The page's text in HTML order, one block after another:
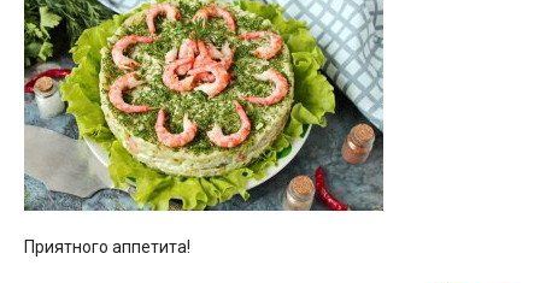
Приятного аппетита!